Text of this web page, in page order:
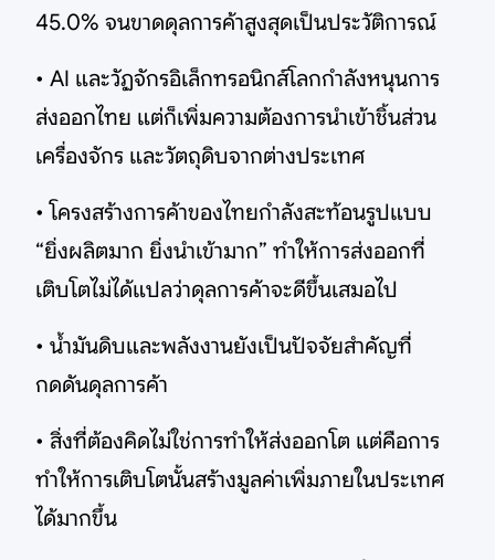
45.0% จนขาดดุลการค้าสูงสุดเป็นประวัติการณ์
• AI และวัฏจักรอิเล็กทรอนิกส์โลกกำลังหนุนการ
ส่งออกไทย แต่ก็เพิ่มความต้องการนำเข้าชิ้นส่วน
เครื่องจักร และวัตถุดิบจากต่างประเทศ
• โครงสร้างการค้าของไทยกำลังสะท้อนรูปแบบ
“ยิ่งผลิตมาก ยิ่งนำเข้ามาก” ทำให้การส่งออกที่
เติบโตไม่ได้แปลว่าดุลการค้าจะดีขึ้นเสมอไป
• น้ำมันดิบและพลังงานยังเป็นปัจจัยสำคัญที่
กดดันดุลการค้า
• สิ่งที่ต้องคิดไม่ใช่การทำให้ส่งออกโต แต่คือการ
ทำให้การเติบโตนั้นสร้างมูลค่าเพิ่มภายในประเทศ
ได้มากขึ้น